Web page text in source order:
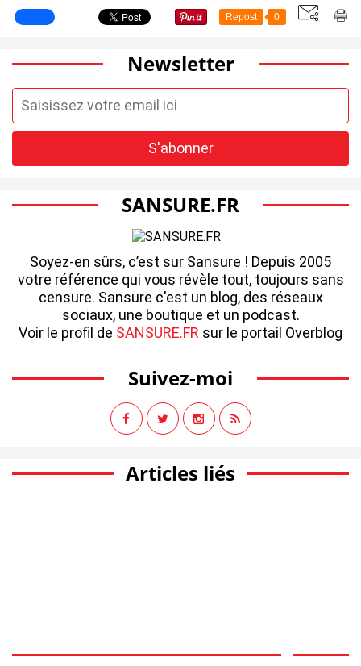
Repost 0
Newsletter
SANSURE.FR
Soyez-en sûrs, c’est sur Sansure ! Depuis 2005
votre référence qui vous révèle tout, toujours sans
censure. Sansure c'est un blog, des réseaux
sociaux, une boutique et un podcast.
Voir le profil de SANSURE.FR sur le portail Overblog
Suivez-moi
Articles liés